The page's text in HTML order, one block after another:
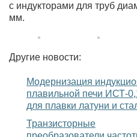
с индукторами для труб
мм.
Другие новости:
Модернизация
плавильной печи ИСТ-
для плавки латуни и
Транзисторные